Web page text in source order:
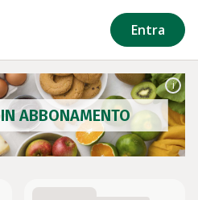
Entra
ABBONAMENTO
i